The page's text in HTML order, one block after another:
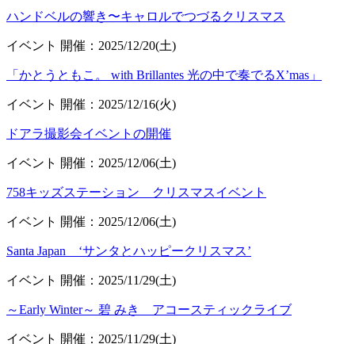
ハンドベルの響き〜キャロルでつづるクリスマス
イベント 開催：2025/12/20(土)
「かとうともこ。 with Brillantes 光の中で奏でるX’mas」
イベント 開催：2025/12/16(火)
ドアラ撮影会イベントの開催
イベント 開催：2025/12/06(土)
758キッズステーション クリスマスイベント
イベント 開催：2025/12/06(土)
Santa Japan ‘サンタとハッピークリスマス’
イベント 開催：2025/11/29(土)
～Early Winter～ 碧 みき アコースティックライブ
イベント 開催：2025/11/29(土)